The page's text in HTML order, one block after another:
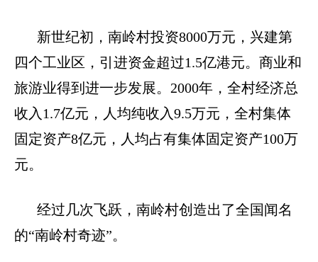
新世纪初，南岭村投资8000万元，兴建第
四个工业区，引进资金超过1.5亿港元。商业和
旅游业得到进一步发展。 2000年，全村经济总
收入 1.7亿元，人均纯收入9.5万元，全村集体
固定资产8亿元，人均占有集体固定资产100万
元。
经过几次飞跃，南岭村创造出了全国闻名
的“南岭村奇迹”。